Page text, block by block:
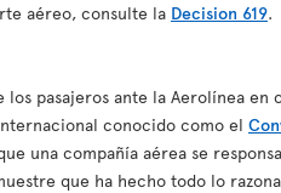
aéreo, consulte la Decision 619.
los pasajeros ante la Aerolínea
conocido como el
una compañía aérea se
que ha hecho todo lo